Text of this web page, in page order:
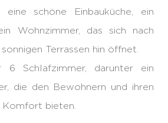
eine schöne Einbauküche, ein
Wohnzimmer, das sich nach
Terrassen hin öffnet.
6 Schlafzimmer, darunter ein
die den Bewohnern und ihren
bieten.